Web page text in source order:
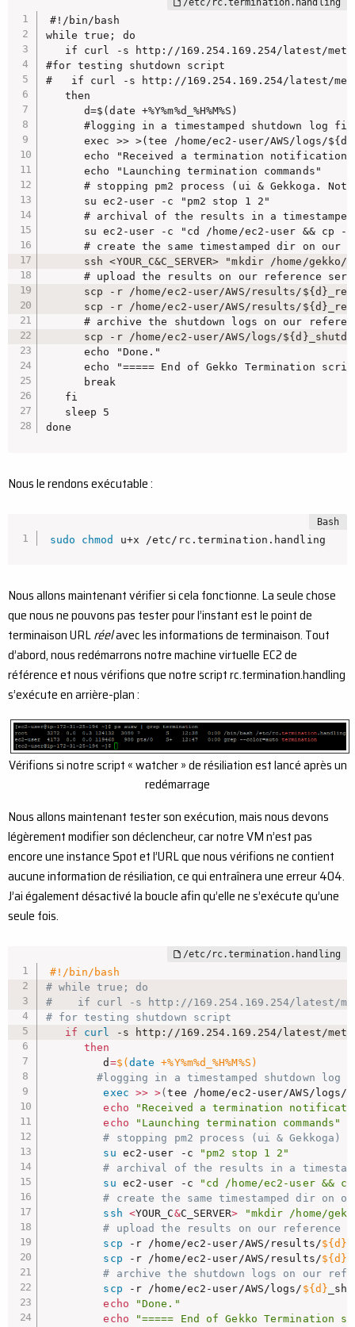
#!/bin/bash
while true; do
if curl -s http://169.254.169.254/latest/
#for testing shutdown script
#   if curl -s http://169.254.169.254/latest/
   then
      d=$(date +%Y%m%d_%H%M%S)
#logging in a timestamped shutdown log
exec >> >(tee /home/ec2-user/AWS/logs/
echo "Received a termination notification
      echo "Launching termination commands"
# stopping pm2 process (ui & Gekkoga.
      su ec2-user -c "pm2 stop 1 2"
# archival of the results in a
su ec2-user -c "cd /home/ec2-user && cp
# create the same timestamped dir on our
ssh <YOUR_C&C_SERVER> "mkdir /home/gekko/
# upload the results on our reference
scp -r /home/ec2-user/AWS/results/
scp -r /home/ec2-user/AWS/results/
# archive the shutdown logs on our
scp -r /home/ec2-user/AWS/logs/
      echo "Done."
echo "===== End of Gekko Termination
      break
   fi
   sleep 5
done
Nous le rendons exécutable :
sudo chmod u+x /etc/rc.termination.handling
Nous allons maintenant vérifier si cela fonctionne. La seule chose
que nous ne pouvons pas tester pour l’instant est le point de
terminaison URLréelavec les informations de terminaison. Tout
d’abord, nous redémarrons notre machine virtuelle EC2 de
référence et nous vérifions que notre script rc.termination.handling
s’exécute en arrière-plan :
Vérifions si notre script « watcher » de résiliation est lancé après un
redémarrage
Nous allons maintenant tester son exécution, mais nous devons
légèrement modifier son déclencheur, car notre VM n’est pas
encore une instance Spot et l’URL que nous vérifions ne contient
aucune information de résiliation, ce qui entraînera une erreur 404.
J’ai également désactivé la boucle afin qu’elle ne s’exécute qu’une
seule fois.
#!/bin/bash
# while true; do
#    if curl -s http://169.254.169.254/latest/
# for testing shutdown script
if
curl
-s http://169.254.169.254/latest/
then
         d
=$( date +%Y%m%d_%H%M%S )
#logging in a timestamped shutdown
exec >> >(tee /home/ec2-user/AWS/logs/
echo
"Received a termination
echo
"Launching termination commands"
# stopping pm2 process (ui & Gekkoga)
su ec2-user -c
"pm2 stop 1 2"
# archival of the results in a
su ec2-user -c
"cd /home/ec2-user &&
# create the same timestamped dir on
ssh <YOUR_C&C_SERVER>
"mkdir /home/
# upload the results on our reference
scp -r /home/ec2-user/AWS/results/${d}
scp -r /home/ec2-user/AWS/results/${d}
# archive the shutdown logs on our
scp -r /home/ec2-user/AWS/logs/ ${d}
echo
"Done."
echo
"===== End of Gekko Termination